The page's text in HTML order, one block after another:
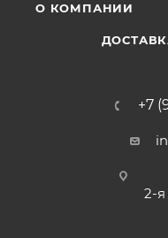
О КОМПАНИИ
+7
2-я